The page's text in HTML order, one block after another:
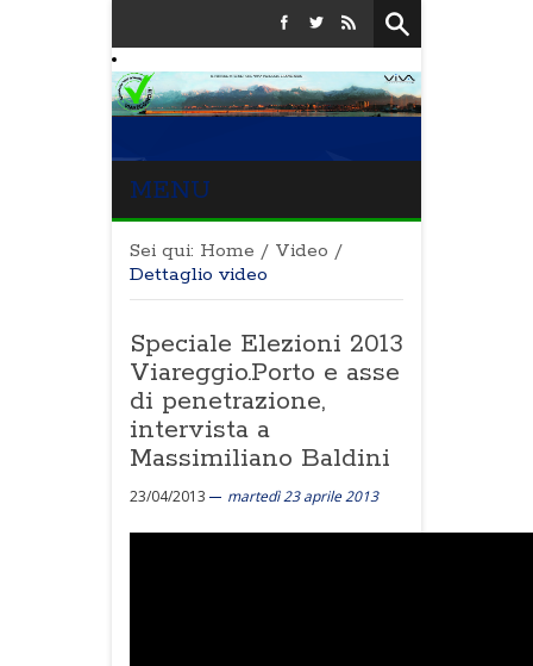
MENU
Sei qui: Home / Video /
Dettaglio video
Speciale Elezioni 2013
Viareggio.Porto e asse
di penetrazione,
intervista a
Massimiliano Baldini
23/04/2013 martedì 23 aprile 2013